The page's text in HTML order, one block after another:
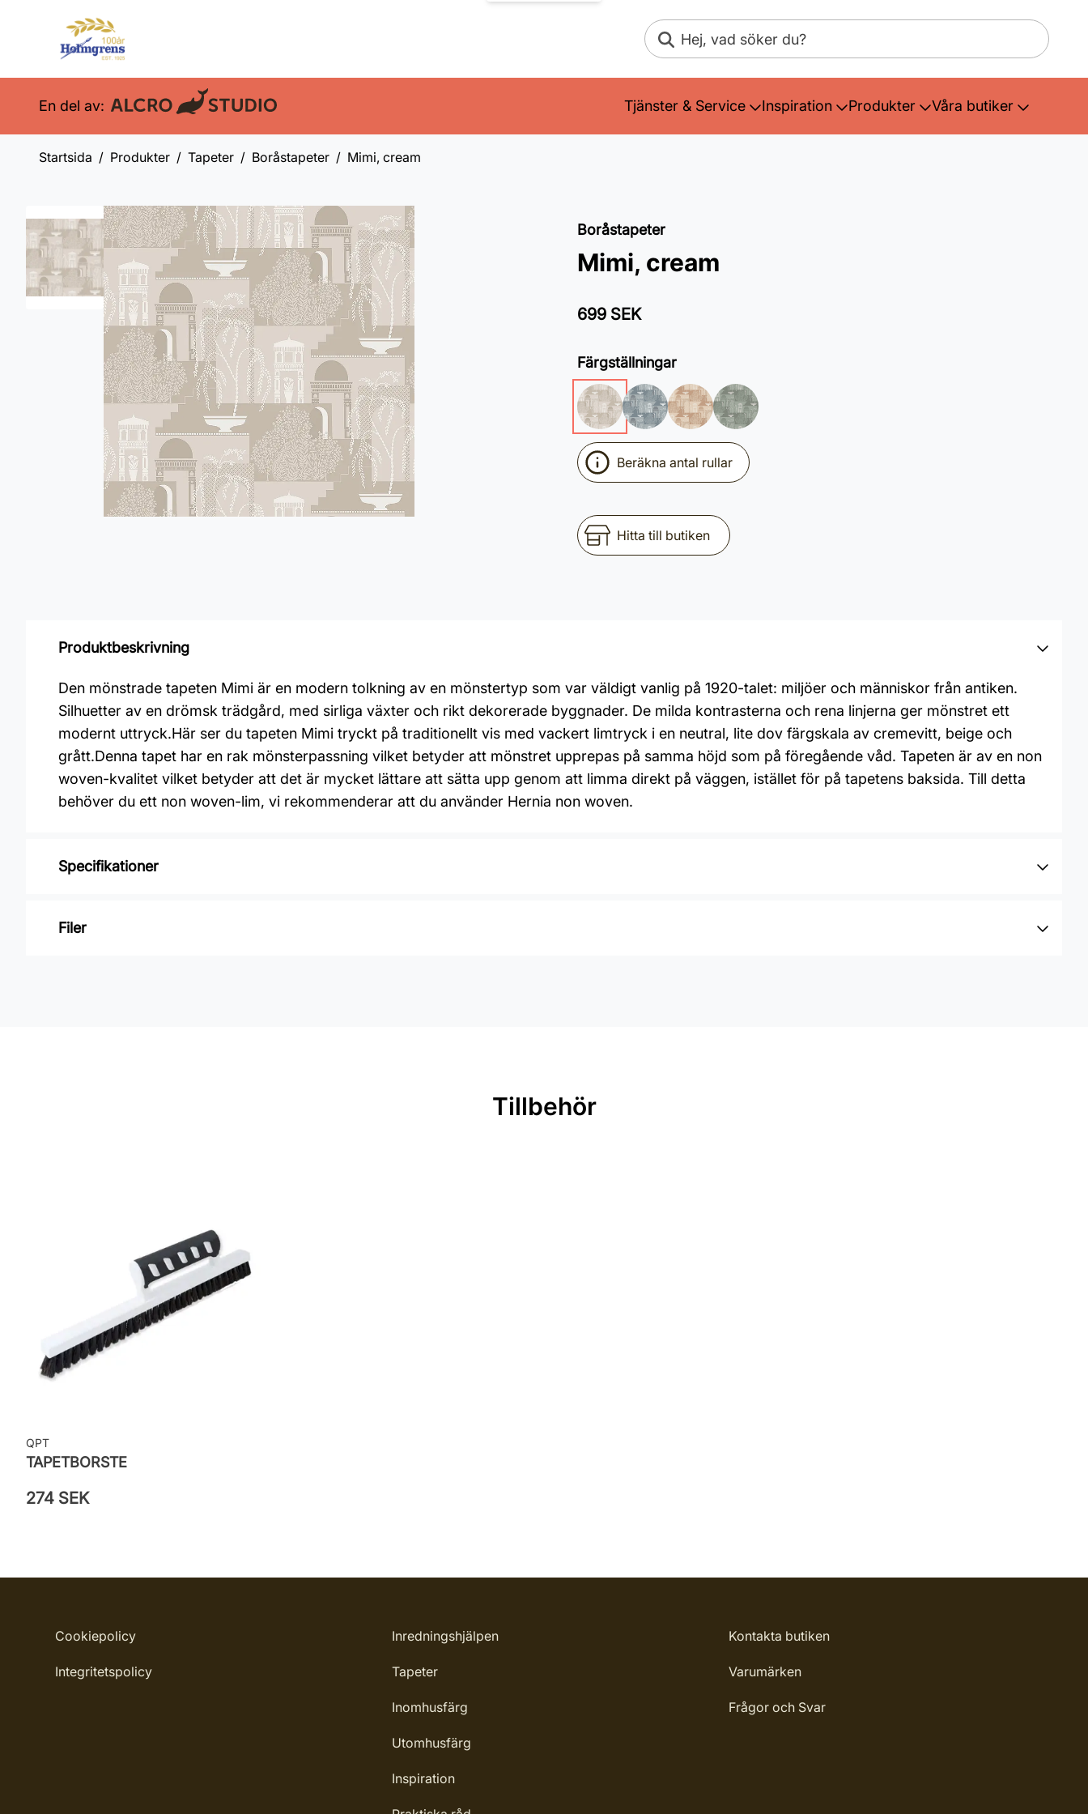
Sök
En del av: Tjänster & Service Inspiration Produkter Våra butiker
Startsida Produkter Tapeter Boråstapeter Mimi, cream
Boråstapeter
Mimi, cream
699 SEK
Färgställningar
Beräkna antal rullar
Hitta till butiken
Produktbeskrivning
Den mönstrade tapeten Mimi är en modern tolkning av en mönstertyp som var väldigt vanlig på 1920-talet: miljöer och människor från antiken.
Silhuetter av en drömsk trädgård, med sirliga växter och rikt dekorerade byggnader. De milda kontrasterna och rena linjerna ger mönstret ett
modernt uttryck.Här ser du tapeten Mimi tryckt på traditionellt vis med vackert limtryck i en neutral, lite dov färgskala av cremevitt, beige och
grått.Denna tapet har en rak mönsterpassning vilket betyder att mönstret upprepas på samma höjd som på föregående våd. Tapeten är av en non
woven-kvalitet vilket betyder att det är mycket lättare att sätta upp genom att limma direkt på väggen, istället för på tapetens baksida. Till detta
behöver du ett non woven-lim, vi rekommenderar att du använder Hernia non woven.
Specifikationer
Varumärke: Boråstapeter
Filer
Tillbehör
QPT
TAPETBORSTE
274 SEK
Cookiepolicy
Integritetspolicy
Inredningshjälpen
Tapeter
Inomhusfärg
Utomhusfärg
Inspiration
Kontakta butiken
Varumärken
Frågor och Svar